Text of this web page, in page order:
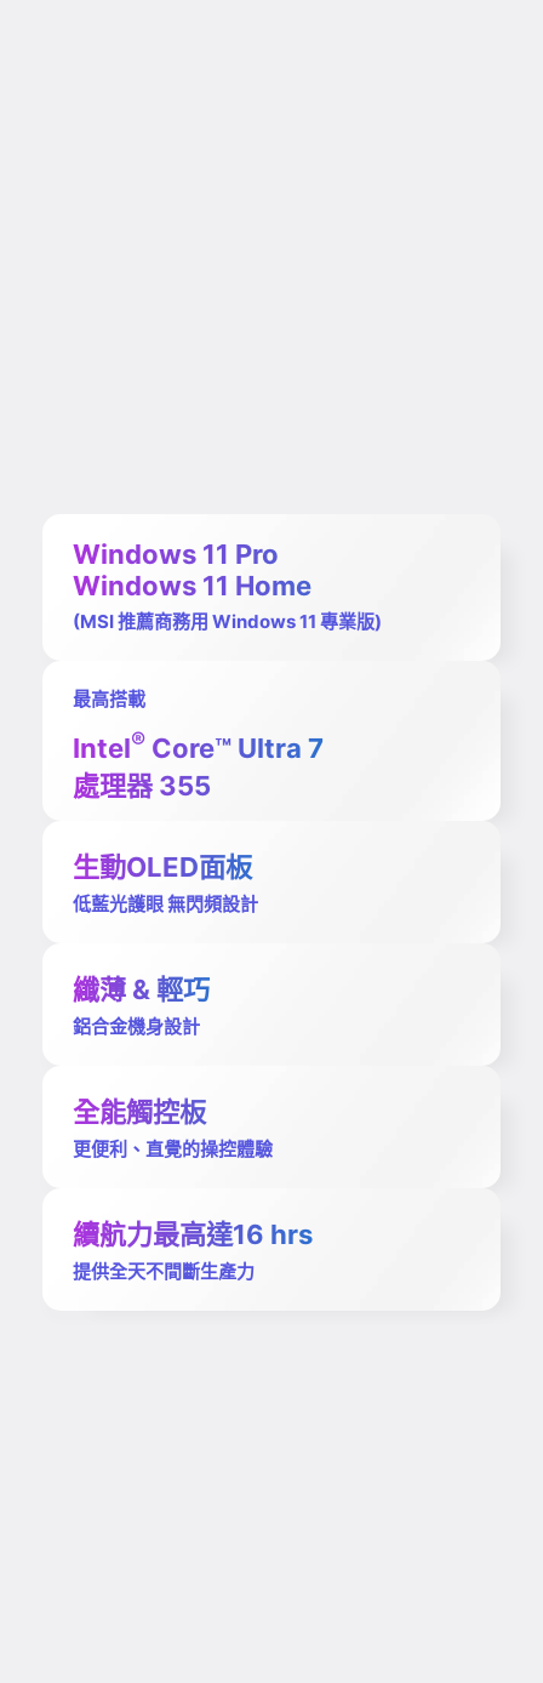
Windows 11 Pro
Windows 11 Home
(MSI 推薦商務用 Windows 11 專業版)
最高搭載
Intel®Core™ Ultra 7
處理器 355
生動OLED面板
低藍光護眼 無閃頻設計
纖薄 & 輕巧
鋁合金機身設計
全能觸控板
更便利、直覺的操控體驗
續航力最高達16 hrs
提供全天不間斷生產力